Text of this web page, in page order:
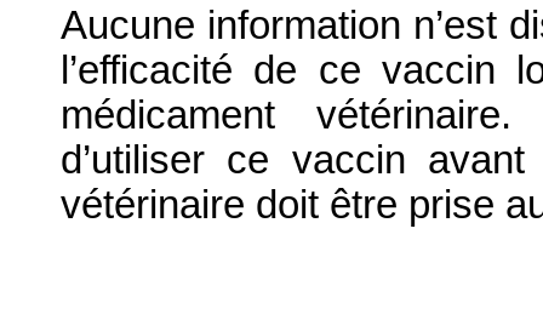
Aucune information n’est
l’efficacité de ce vaccin
médicament
d’utiliser ce vaccin
vétérinaire doit être prise